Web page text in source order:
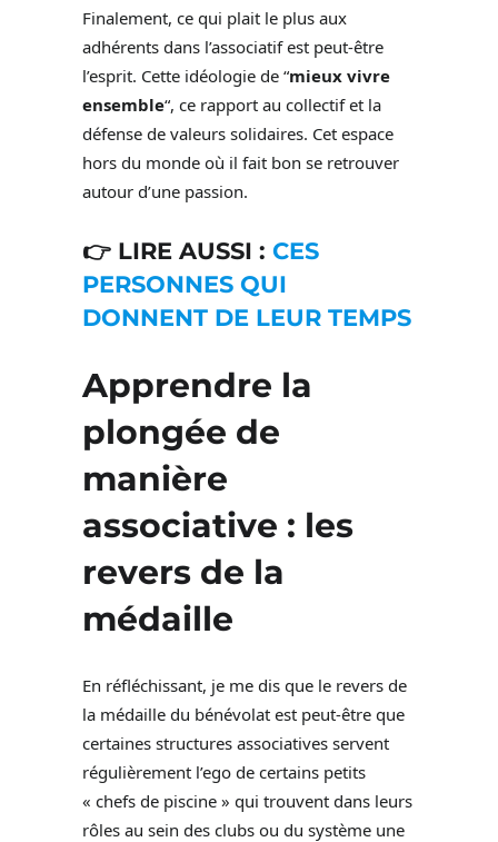
Finalement, ce qui plait le plus aux
adhérents dans l’associatif est peut-être
l’esprit. Cette idéologie de “mieux vivre
ensemble“, ce rapport au collectif et la
défense de valeurs solidaires. Cet espace
hors du monde où il fait bon se retrouver
autour d’une passion.
👉 LIRE AUSSI : CES
PERSONNES QUI
DONNENT DE LEUR TEMPS
Apprendre la
plongée de
manière
associative : les
revers de la
médaille
En réfléchissant, je me dis que le revers de
la médaille du bénévolat est peut-être que
certaines structures associatives servent
régulièrement l’ego de certains petits
« chefs de piscine » qui trouvent dans leurs
rôles au sein des clubs ou du système une